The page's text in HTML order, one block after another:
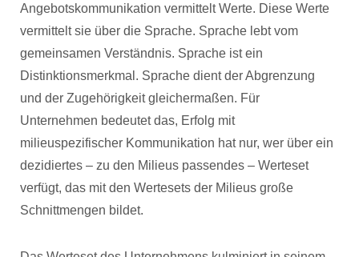
Angebotskommunikation vermittelt Werte. Diese Werte
vermittelt sie über die Sprache. Sprache lebt vom
gemeinsamen Verständnis. Sprache ist ein
Distinktionsmerkmal. Sprache dient der Abgrenzung
und der Zugehörigkeit gleichermaßen. Für
Unternehmen bedeutet das, Erfolg mit
milieuspezifischer Kommunikation hat nur, wer über ein
dezidiertes – zu den Milieus passendes – Werteset
verfügt, das mit den Wertesets der Milieus große
Schnittmengen bildet.